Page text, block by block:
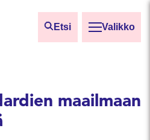
Etsi Valikko
maailmaan